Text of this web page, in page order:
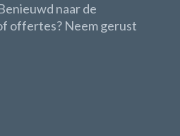
naar de
offertes? Neem gerust